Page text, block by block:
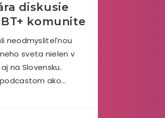
diskusie
komunite
neodmysliteľnou
sveta nielen v
na Slovensku.
ako…